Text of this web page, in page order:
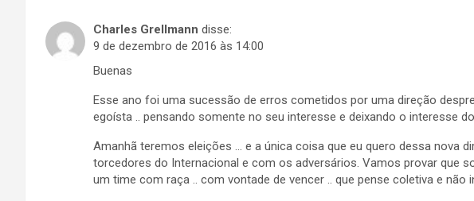
Charles Grellmann disse:
9 de dezembro de 2016 às 14:00
Buenas
Esse ano foi uma sucessão de erros cometidos por uma direção
egoísta .. pensando somente no seu interesse e deixando o interesse
Amanhã teremos eleições … e a única coisa que eu quero dessa nova
torcedores do Internacional e com os adversários. Vamos provar que
um time com raça .. com vontade de vencer .. que pense coletiva e não